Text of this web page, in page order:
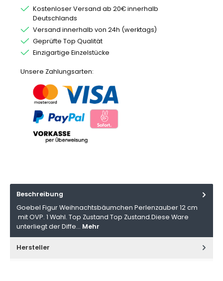
Kostenloser Versand ab 20€ innerhalb
Deutschlands
Versand innerhalb von 24h (werktags)
Geprüfte Top Qualität
Einzigartige Einzelstücke
Unsere Zahlungsarten:
Beschreibung
Goebel Figur Weihnachtsbäumchen Perlenzauber 12 cm
mit OVP. 1 Wahl. Top Zustand Top Zustand.Diese Ware
unterliegt der Diffe… Mehr
Hersteller